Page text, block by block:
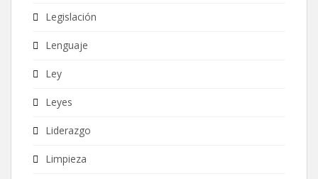
Legislación
Lenguaje
Ley
Leyes
Liderazgo
Limpieza